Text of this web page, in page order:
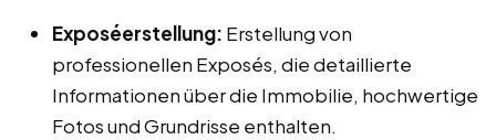
Exposéerstellung: Erstellung von
professionellen Exposés, die detaillierte
Informationen über die Immobilie, hochwertige
Fotos und Grundrisse enthalten.